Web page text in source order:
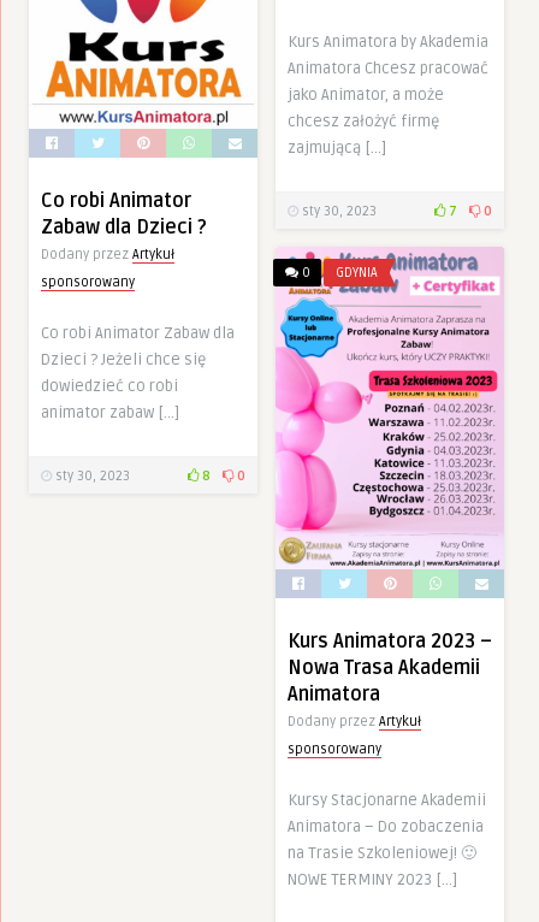
Kurs Animatora by Akademia
Animatora Chcesz pracować
jako Animator, a może
chcesz założyć firmę
zajmującą […]
sty 30, 2023 7 0
Co robi Animator
Zabaw dla Dzieci ?
Dodany przez Artykuł
sponsorowany
Co robi Animator Zabaw dla
Dzieci ? Jeżeli chce się
dowiedzieć co robi
animator zabaw […]
sty 30, 2023 8 0
0 GDYNIA
Kurs Animatora 2023 –
Nowa Trasa Akademii
Animatora
Dodany przez Artykuł
sponsorowany
Kursy Stacjonarne Akademii
Animatora – Do zobaczenia
na Trasie Szkoleniowej! 🙂
NOWE TERMINY 2023 […]